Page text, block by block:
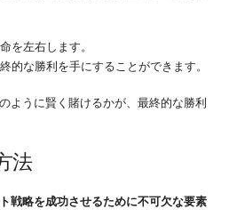
を左右します。
的な勝利を手にすることができます。
ように賢く賭けるかが、最終的な勝利
法
戦略を成功させるために不可欠な要素